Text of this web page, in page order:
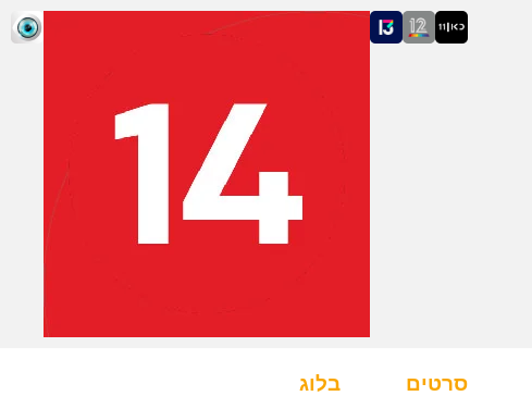
סרטים בלוג